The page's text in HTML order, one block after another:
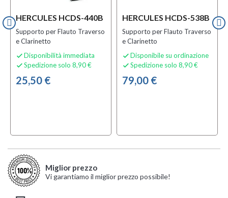
HERCULES HCDS-440B
Supporto per Flauto Traverso
e Clarinetto
 Disponibilità immediata
 Spedizione solo 8,90 €
25,50 €
HERCULES HCDS-538B
Supporto per Flauto Traverso
e Clarinetto
 Disponibile su ordinazione
 Spedizione solo 8,90 €
79,00 €
Miglior prezzo
Vi garantiamo il miglior prezzo possibile!